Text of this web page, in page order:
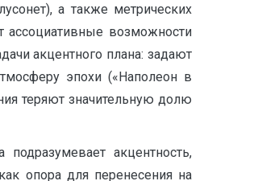
а также метрических
ассоциативные возможности
акцентного плана: задают
эпохи («Наполеон в
теряют значительную долю
акцентность,
опора для перенесения на